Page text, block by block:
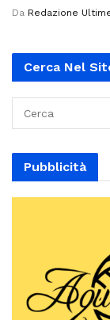
Da Redazione
Cerca Nel
Pubblicità